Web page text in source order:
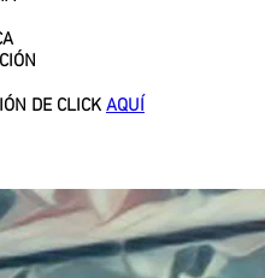
DE CLICK AQUÍ